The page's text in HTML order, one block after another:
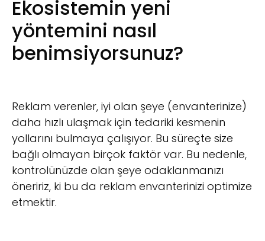
Ekosistemin yeni
yöntemini nasıl
benimsiyorsunuz?
Reklam verenler, iyi olan şeye (envanterinize)
daha hızlı ulaşmak için tedariki kesmenin
yollarını bulmaya çalışıyor. Bu süreçte size
bağlı olmayan birçok faktör var. Bu nedenle,
kontrolünüzde olan şeye odaklanmanızı
öneririz, ki bu da reklam envanterinizi optimize
etmektir.